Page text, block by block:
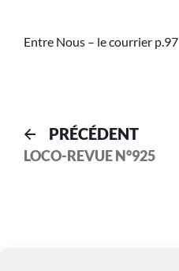
Entre Nous – le courrier p.97
PRÉCÉDENT
LOCO-REVUE N°925